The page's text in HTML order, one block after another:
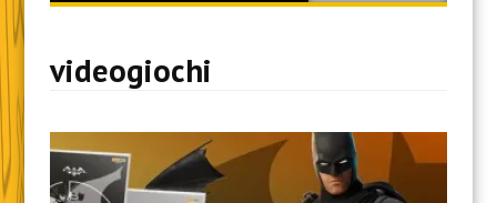
content
videogiochi